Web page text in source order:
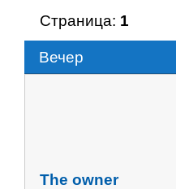
Вечер
Страница: 1
The owner